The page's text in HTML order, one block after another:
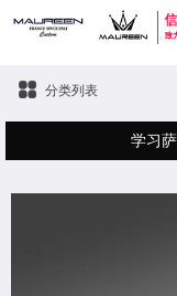
分类列表
学习